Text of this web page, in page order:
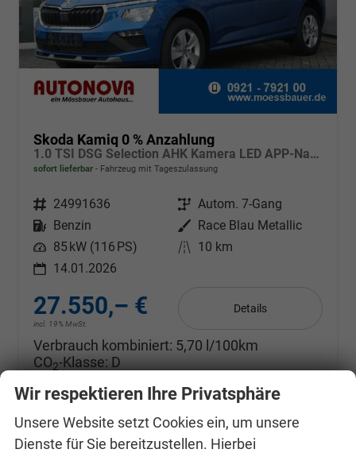
Skoda Kamiq 0 % Anzahlung
1.0 TSI DSG Selection AHK Kamera LED APP-Navi Sitzheizung
sofort lieferbar Fahrzeug mit Tageszulassung
Fahrzeugnr. 24991636 Getriebe Autom. 7-Gang
Kraftstoff
Benzin Außenfarbe
Race Blau Metallic
Leistung 85 kW (116 PS) Kilometerstand 10 km
14.01.2026
27.550,– €
incl. 19% MwSt.
Details
Verbrauch kombiniert: 5,70 l/100km
CO2-Klasse: D
Wir respektieren Ihre Privatsphäre
Unsere Website setzt Cookies ein, um unsere
Dienste für Sie bereitzustellen. Hierbei